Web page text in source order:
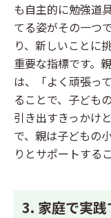
も自主的に勉強道
てる姿がその一つ
り、新しいことに
重要な指標です。
は、「よく頑張っ
ることで、子ども
引き出すきっかけ
で、親は子どもの
りとサポートする
3. 家庭で実